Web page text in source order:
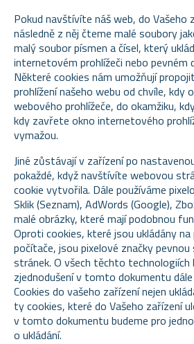
Pokud navštívíte náš web, do Vašeho
následně z něj čteme malé soubory
malý soubor písmen a čísel, který
internetovém prohlížeči nebo pevném
Některé cookies nám umožňují
prohlížení našeho webu od chvíle, kdy
webového prohlížeče, do okamžiku,
kdy zavřete okno internetového
vymažou.
Jiné zůstávají v zařízení po
pokaždé, když navštívíte webovou
cookie vytvořila. Dále používáme
Sklik (Seznam), AdWords (Google),
malé obrázky, které mají podobnou
Oproti cookies, které jsou ukládány na
počítače, jsou pixelové značky
stránek. O všech těchto technologiích
zjednodušení v tomto dokumentu
Cookies do vašeho zařízení nejen
ty cookies, které do Vašeho zařízení
v tomto dokumentu budeme pro
o ukládání.